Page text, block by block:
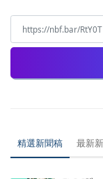
精選新聞稿 最新